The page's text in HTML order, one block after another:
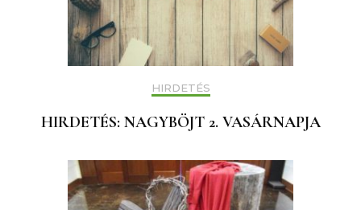
HIRDETÉS
HIRDETÉS: NAGYBÖJT 2. VASÁRNAPJA